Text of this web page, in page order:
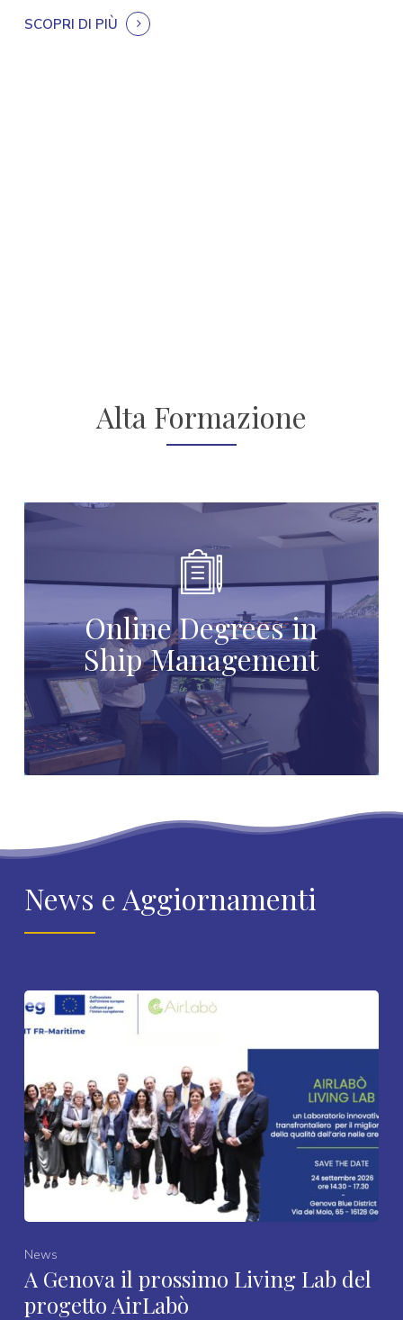
SCOPRI DI PIÙ
Alta Formazione
Online Degrees in
Ship Management
News e Aggiornamenti
News
A Genova il prossimo Living Lab del
progetto AirLabò